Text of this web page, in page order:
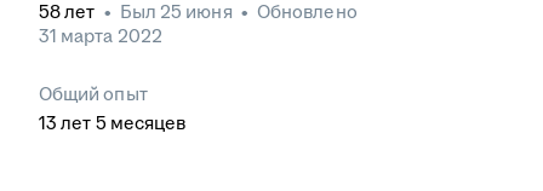
58лет • Был 25 июня • Обновлено
31 марта 2022
Общий опыт
13 лет 5 месяцев